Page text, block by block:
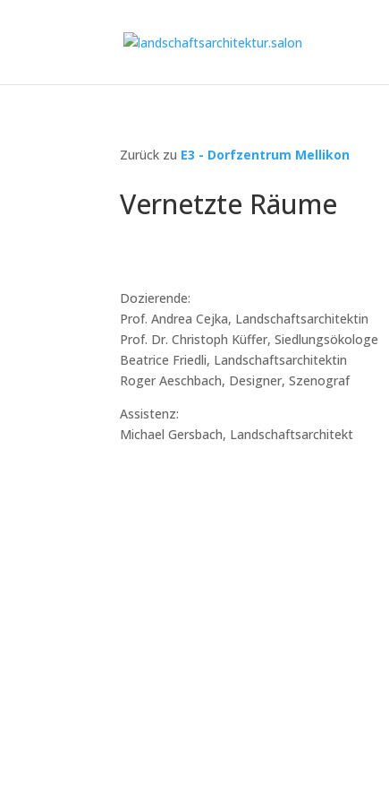
Zurück zu E3 - Dorfzentrum Mellikon
Vernetzte Räume
Dozierende:
Prof. Andrea Cejka, Landschaftsarchitektin
Prof. Dr. Christoph Küffer, Siedlungsökologe
Beatrice Friedli, Landschaftsarchitektin
Roger Aeschbach, Designer, Szenograf
Assistenz:
Michael Gersbach, Landschaftsarchitekt